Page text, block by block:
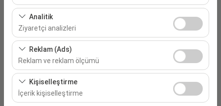
Bu çerezler sitenin doğru şekilde çalışması, güvenlik,
oturum yönetimi ve temel işlevler için gereklidir. Devre
dışı bırakılamaz.
Analitik
Ziyaretçi analizleri
Bu çerezler, sitemizin nasıl kullanıldığını (ziyaretçi sayısı,
en çok ziyaret edilen sayfalar, kullanıcı davranışları)
analiz etmemizi sağlar. Bu veriler, web sitesi
performansını ölçmek ve kullanıcı deneyimini sürekli
iyileştirmek için kullanılır.
Reklam (Ads)
Reklam ve reklam ölçümü
Bu çerezler, size ilgi alanlarınıza uygun kişiselleştirilmiş
reklamlar göstermemize ve reklam kampanyalarımızın
etkinliğini (gösterim sayısı, tıklama oranı) ölçmemize
Kişiselleştirme
İçerik kişiselleştirme
Alış Tarih & Saat
Bırakış Tarih & Saat
09:00